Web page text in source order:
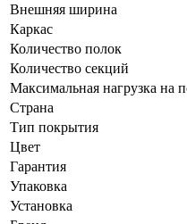
Внешняя ширина
Каркас
Количество полок
Количество секций
Максимальная нагрузка на
Страна
Тип покрытия
Цвет
Гарантия
Упаковка
Установка